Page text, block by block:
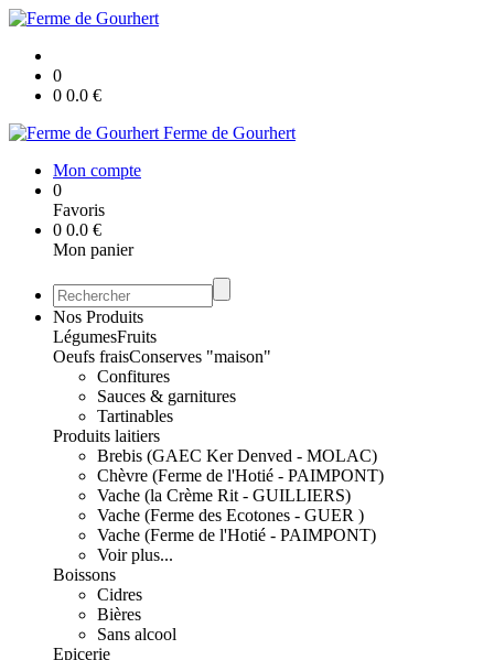
0
0 0.0 €
Ferme de Gourhert
Mon compte
0
Favoris
0 0.0 €
Mon panier
Nos Produits
LégumesFruits
Oeufs fraisConserves "maison"
Confitures
Sauces & garnitures
Tartinables
Produits laitiers
Brebis (GAEC Ker Denved - MOLAC)
Chèvre (Ferme de l'Hotié - PAIMPONT)
Vache (la Crème Rit - GUILLIERS)
Vache (Ferme des Ecotones - GUER )
Vache (Ferme de l'Hotié - PAIMPONT)
Voir plus...
Boissons
Cidres
Bières
Sans alcool
Epicerie